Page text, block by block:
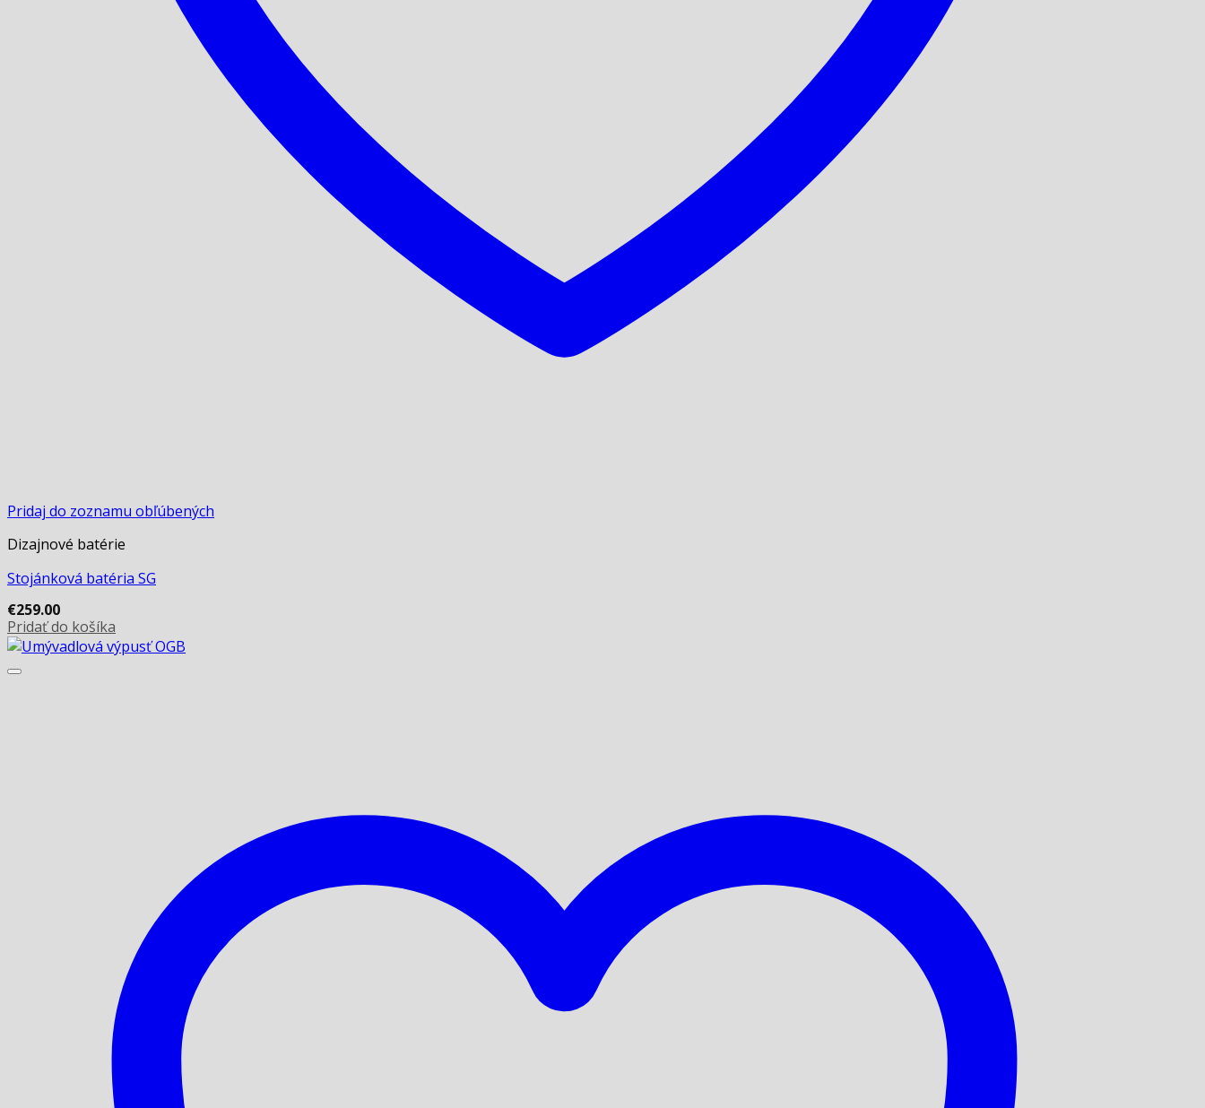
Pridaj do zoznamu obľúbených
Dizajnové batérie
Stojánková batéria SG
€259.00
Pridať do košíka